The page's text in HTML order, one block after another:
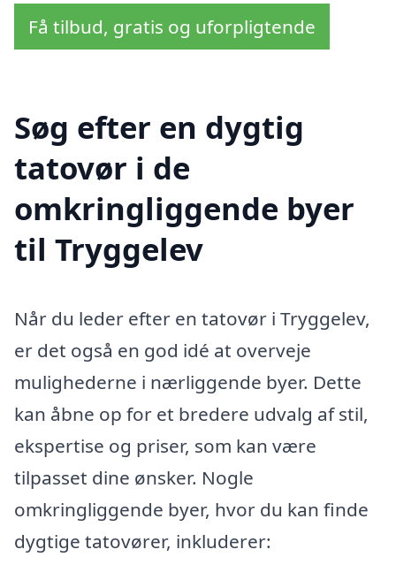
Få tilbud, gratis og uforpligtende
Søg efter en dygtig
tatovør i de
omkringliggende byer
til Tryggelev
Når du leder efter en tatovør i Tryggelev,
er det også en god idé at overveje
mulighederne i nærliggende byer. Dette
kan åbne op for et bredere udvalg af stil,
ekspertise og priser, som kan være
tilpasset dine ønsker. Nogle
omkringliggende byer, hvor du kan finde
dygtige tatovører, inkluderer: